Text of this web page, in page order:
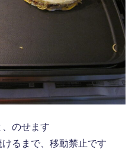
のせます
るまで、移動禁止です